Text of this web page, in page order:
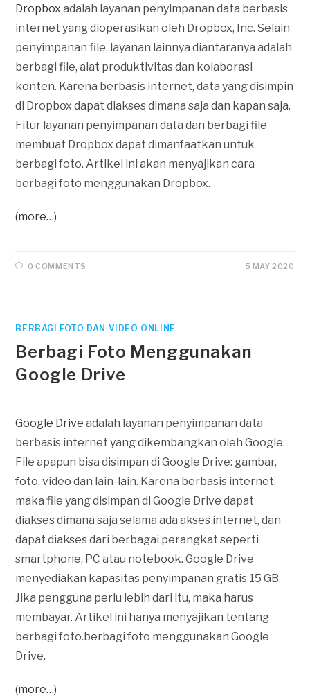
Dropbox adalah layanan penyimpanan data berbasis
internet yang dioperasikan oleh Dropbox, Inc. Selain
penyimpanan file, layanan lainnya diantaranya adalah
berbagi file, alat produktivitas dan kolaborasi
konten. Karena berbasis internet, data yang disimpin
di Dropbox dapat diakses dimana saja dan kapan saja.
Fitur layanan penyimpanan data dan berbagi file
membuat Dropbox dapat dimanfaatkan untuk
berbagi foto. Artikel ini akan menyajikan cara
berbagi foto menggunakan Dropbox.
(more…)
0 COMMENTS 5 MAY 2020
BERBAGI FOTO DAN VIDEO ONLINE
Berbagi Foto Menggunakan
Google Drive
Google Drive adalah layanan penyimpanan data
berbasis internet yang dikembangkan oleh Google.
File apapun bisa disimpan di Google Drive: gambar,
foto, video dan lain-lain. Karena berbasis internet,
maka file yang disimpan di Google Drive dapat
diakses dimana saja selama ada akses internet, dan
dapat diakses dari berbagai perangkat seperti
smartphone, PC atau notebook. Google Drive
menyediakan kapasitas penyimpanan gratis 15 GB.
Jika pengguna perlu lebih dari itu, maka harus
membayar. Artikel ini hanya menyajikan tentang
berbagi foto.berbagi foto menggunakan Google
Drive.
(more…)